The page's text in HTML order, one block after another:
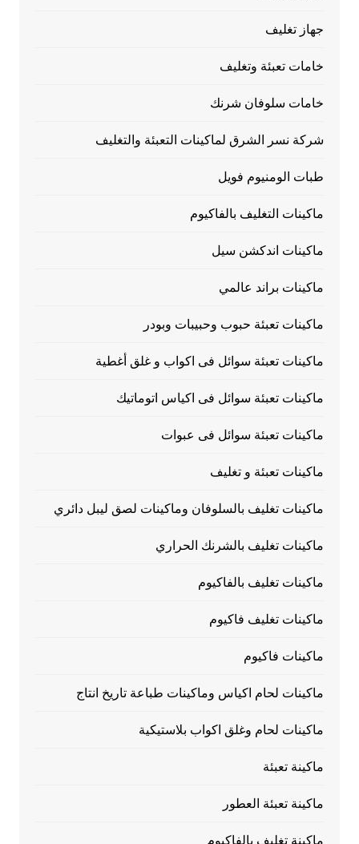
جهاز تغليف
خامات تعبئة وتغليف
خامات سلوفان شرنك
شركة نسر الشرق لماكينات التعبئة والتغليف
طبات الومنيوم فويل
ماكينات التغليف بالفاكيوم
ماكينات اندكشن سيل
ماكينات براند عالمي
ماكينات تعبئة حبوب وحبيبات وبودر
ماكينات تعبئة سوائل فى اكواب و غلق أغطية
ماكينات تعبئة سوائل فى اكياس اتوماتيك
ماكينات تعبئة سوائل فى عبوات
ماكينات تعبئة و تغليف
ماكينات تغليف بالسلوفان وماكينات لصق ليبل دائري
ماكينات تغليف بالشرنك الحراري
ماكينات تغليف بالفاكيوم
ماكينات تغليف فاكيوم
ماكينات فاكيوم
ماكينات لحام اكياس وماكينات طباعة تاريخ انتاج
ماكينات لحام وغلق اكواب بلاستيكية
ماكينة تعبئة
ماكينة تعبئة العطور
ماكينة تغليف بالفاكيوم